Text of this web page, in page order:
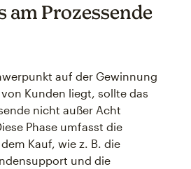
am Prozessende
auf der Gewinnung
Kunden liegt, sollte das
nicht außer Acht
Phase umfasst die
Kauf, wie z. B. die
und die